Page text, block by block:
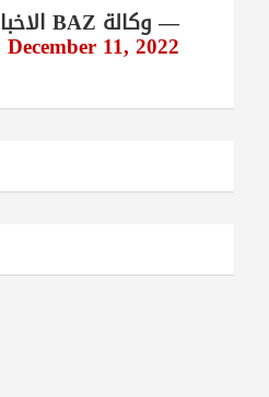
— وكالة BAZ الاخبارية (@baznewz)
December 11, 2022